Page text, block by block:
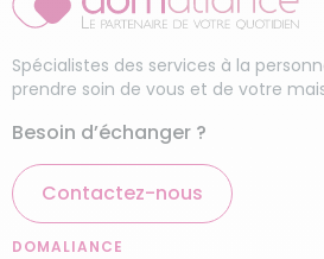
Spécialistes des services à la
prendre soin de vous et de votre
Besoin d’échanger ?
Contactez-nous
DOMALIANCE